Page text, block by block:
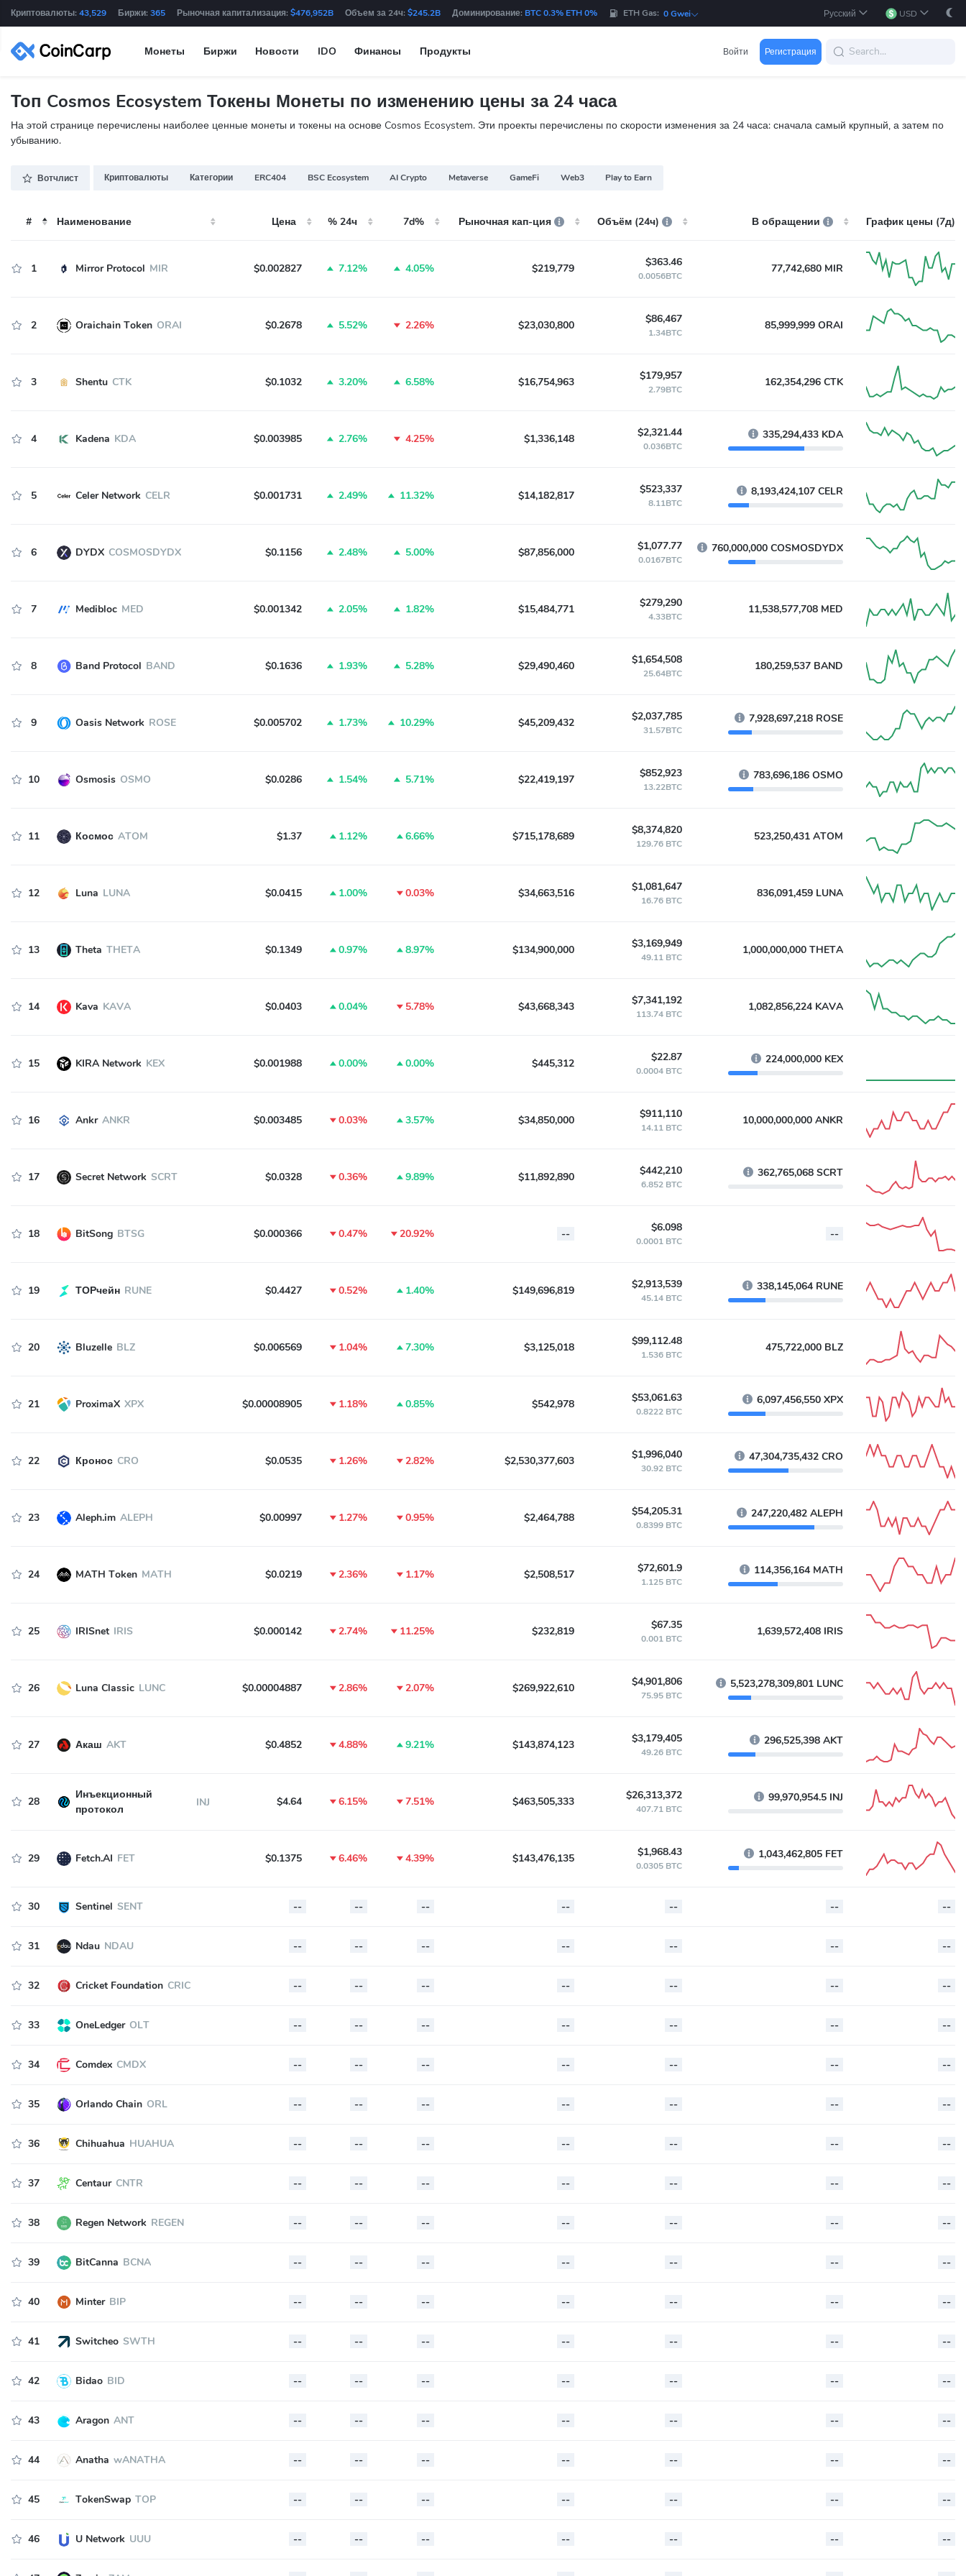
Криптовалюты: 43,529 Биржи: 365 Рыночная капитализация: $476,952B Объем за 24ч: $245.2B Доминирование: BTC 0.3% ETH 0% ETH Gas: 0 Gwei Русский USD
Монеты Биржи Новости IDO Финансы Продукты Войти Регистрация
Топ Cosmos Ecosystem Токены Монеты по изменению цены за 24 часа
На этой странице перечислены наиболее ценные монеты и токены на основе Cosmos Ecosystem. Эти проекты перечислены по скорости изменения за 24 часа: сначала самый крупный, а затем по
убыванию.
Вотчлист Криптовалюты Категории ERC404 BSC Ecosystem AI Crypto Metaverse GameFi Web3 Play to Earn
# Наименование Цена % 24ч 7d% Рыночная кап-ция Объём (24ч) В обращении График цены (7д)
1 Mirror Protocol MIR $0.002827 7.12% 4.05% $219,779 $363.46
0.0056BTC
77,742,680 MIR
2 Oraichain Token ORAI $0.2678 5.52% 2.26% $23,030,800 $86,467
1.34BTC
85,999,999 ORAI
3 Shentu CTK $0.1032 3.20% 6.58% $16,754,963 $179,957
2.79BTC
162,354,296 CTK
4 Kadena KDA $0.003985 2.76% 4.25% $1,336,148 $2,321.44
0.036BTC
335,294,433 KDA
5 Celer Network CELR $0.001731 2.49% 11.32% $14,182,817 $523,337
8.11BTC
8,193,424,107 CELR
6 DYDX COSMOSDYDX $0.1156 2.48% 5.00% $87,856,000 $1,077.77
0.0167BTC
760,000,000 COSMOSDYDX
7 Medibloc MED $0.001342 2.05% 1.82% $15,484,771 $279,290
4.33BTC
11,538,577,708 MED
8 Band Protocol BAND $0.1636 1.93% 5.28% $29,490,460 $1,654,508
25.64BTC
180,259,537 BAND
9 Oasis Network ROSE $0.005702 1.73% 10.29% $45,209,432 $2,037,785
31.57BTC
7,928,697,218 ROSE
10 Osmosis OSMO $0.0286 1.54% 5.71% $22,419,197 $852,923
13.22BTC
783,696,186 OSMO
11 Космос ATOM $1.37 1.12% 6.66% $715,178,689 $8,374,820
129.76 BTC
523,250,431 ATOM
12 Luna LUNA $0.0415 1.00% 0.03% $34,663,516 $1,081,647
16.76 BTC
836,091,459 LUNA
13 Theta THETA $0.1349 0.97% 8.97% $134,900,000 $3,169,949
49.11 BTC
1,000,000,000 THETA
14 Kava KAVA $0.0403 0.04% 5.78% $43,668,343 $7,341,192
113.74 BTC
1,082,856,224 KAVA
15 KIRA Network KEX $0.001988 0.00% 0.00% $445,312 $22.87
0.0004 BTC
224,000,000 KEX
16 Ankr ANKR $0.003485 0.03% 3.57% $34,850,000 $911,110
14.11 BTC
10,000,000,000 ANKR
17 Secret Network SCRT $0.0328 0.36% 9.89% $11,892,890 $442,210
6.852 BTC
362,765,068 SCRT
18 BitSong BTSG $0.000366 0.47% 20.92% -- $6.098
0.0001 BTC
--
19 ТОРчейн RUNE $0.4427 0.52% 1.40% $149,696,819 $2,913,539
45.14 BTC
338,145,064 RUNE
20 Bluzelle BLZ $0.006569 1.04% 7.30% $3,125,018 $99,112.48
1.536 BTC
475,722,000 BLZ
21 ProximaX XPX $0.00008905 1.18% 0.85% $542,978 $53,061.63
0.8222 BTC
6,097,456,550 XPX
22 Кронос CRO $0.0535 1.26% 2.82% $2,530,377,603 $1,996,040
30.92 BTC
47,304,735,432 CRO
23 Aleph.im ALEPH $0.00997 1.27% 0.95% $2,464,788 $54,205.31
0.8399 BTC
247,220,482 ALEPH
24 MATH Token MATH $0.0219 2.36% 1.17% $2,508,517 $72,601.9
1.125 BTC
114,356,164 MATH
25 IRISnet IRIS $0.000142 2.74% 11.25% $232,819 $67.35
0.001 BTC
1,639,572,408 IRIS
26 Luna Classic LUNC $0.00004887 2.86% 2.07% $269,922,610 $4,901,806
75.95 BTC
5,523,278,309,801 LUNC
27 Акаш AKT $0.4852 4.88% 9.21% $143,874,123 $3,179,405
49.26 BTC
296,525,398 AKT
28
Инъекционный
протокол
INJ $4.64 6.15% 7.51% $463,505,333 $26,313,372
407.71 BTC
99,970,954.5 INJ
29 Fetch.AI FET $0.1375 6.46% 4.39% $143,476,135 $1,968.43
0.0305 BTC
1,043,462,805 FET
30 Sentinel SENT -- -- -- -- -- -- --
31 Ndau NDAU -- -- -- -- -- -- --
32 Cricket Foundation CRIC -- -- -- -- -- -- --
33 OneLedger OLT -- -- -- -- -- -- --
34 Comdex CMDX -- -- -- -- -- -- --
35 Orlando Chain ORL -- -- -- -- -- -- --
36 Chihuahua HUAHUA -- -- -- -- -- -- --
37 Centaur CNTR -- -- -- -- -- -- --
38 Regen Network REGEN -- -- -- -- -- -- --
39 BitCanna BCNA -- -- -- -- -- -- --
40 Minter BIP -- -- -- -- -- -- --
41 Switcheo SWTH -- -- -- -- -- -- --
42 Bidao BID -- -- -- -- -- -- --
43 Aragon ANT -- -- -- -- -- -- --
44 Anatha wANATHA -- -- -- -- -- -- --
45 TokenSwap TOP -- -- -- -- -- -- --
46 U Network UUU -- -- -- -- -- -- --